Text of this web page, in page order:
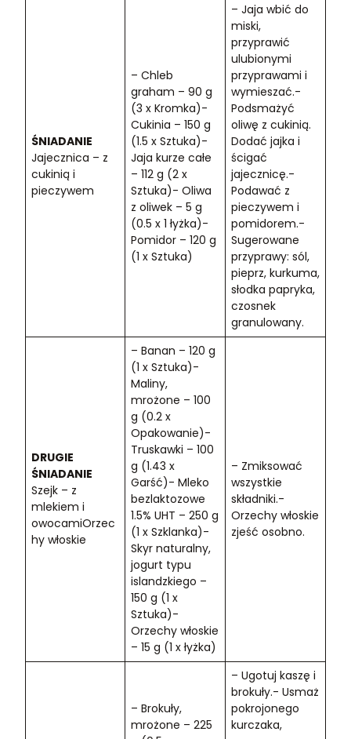
ŚNIADANIE
Jajecznica – z
cukinią i
pieczywem
– Chleb
graham – 90 g
(3 x Kromka)-
Cukinia – 150 g
(1.5 x Sztuka)-
Jaja kurze całe
– 112 g (2 x
Sztuka)- Oliwa
z oliwek – 5 g
(0.5 x 1 łyżka)-
Pomidor – 120 g
(1 x Sztuka)
– Jaja wbić do
miski,
przyprawić
ulubionymi
przyprawami i
wymieszać.-
Podsmażyć
oliwę z cukinią.
Dodać jajka i
ścigać
jajecznicę.-
Podawać z
pieczywem i
pomidorem.-
Sugerowane
przyprawy: sól,
pieprz, kurkuma,
słodka papryka,
czosnek
granulowany.
DRUGIE
ŚNIADANIE
Szejk – z
mlekiem i
owocamiOrzec
hy włoskie
– Banan – 120 g
(1 x Sztuka)-
Maliny,
mrożone – 100
g (0.2 x
Opakowanie)-
Truskawki – 100
g (1.43 x
Garść)- Mleko
bezlaktozowe
1.5% UHT – 250 g
(1 x Szklanka)-
Skyr naturalny,
jogurt typu
islandzkiego –
150 g (1 x
Sztuka)-
Orzechy włoskie
– 15 g (1 x łyżka)
– Zmiksować
wszystkie
składniki.-
Orzechy włoskie
zjeść osobno.
– Brokuły,
mrożone – 225
– Ugotuj kaszę i
brokuły.- Usmaż
pokrojonego
kurczaka,